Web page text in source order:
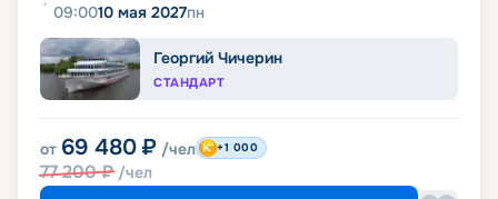
09:0010 мая 2027пн
Георгий Чичерин
СТАНДАРТ
от 69 480 ₽ /чел
77 200₽ /чел
+1 000